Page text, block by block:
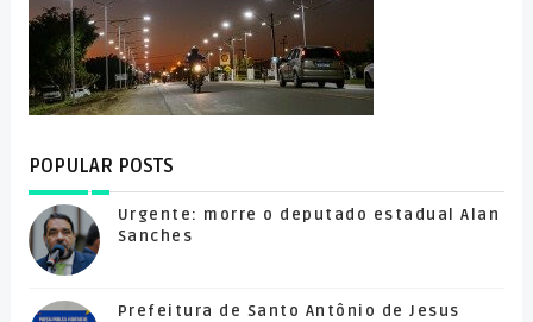
POPULAR POSTS
Urgente: morre o deputado estadual Alan
Sanches
Prefeitura de Santo Antônio de Jesus